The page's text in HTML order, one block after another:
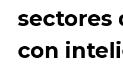
sectores
con